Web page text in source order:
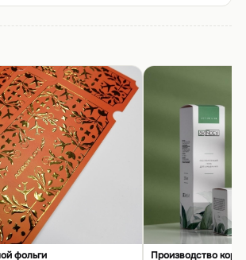
фольги Производство